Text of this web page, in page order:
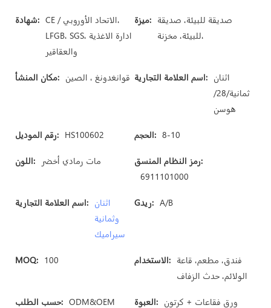
شهادة: CE / الاتحاد الأوروبي،
LFGB، SGS، ادارة الاغذية
والعقاقير
ميزة: صديقة للبيئة، صديقة
للبيئة، مخزنة،
مكان المنشأ: قوانغدونغ ، الصين اسم العلامة التجارية: اثنان
ثمانية/28/
هوسن
رقم الموديل: HS100602 الحجم: 8-10
اللون: مات رمادي أخضر
رمز النظام المنسق:
6911101000
اسم العلامة التجارية: اثنان
وثمانية
سيراميك
Gريد: A/B
MOQ: 100 الاستخدام: فندق، مطعم، قاعة
الولائم، حدث الزفاف
حسب الطلب: ODM&OEM العبوة: ورق فقاعات + كرتون